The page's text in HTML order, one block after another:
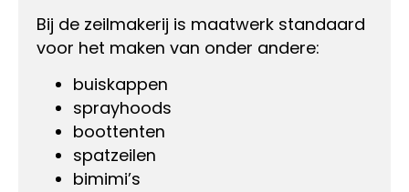
Bij de zeilmakerij is maatwerk standaard
voor het maken van onder andere:
buiskappen
sprayhoods
boottenten
spatzeilen
bimimi’s